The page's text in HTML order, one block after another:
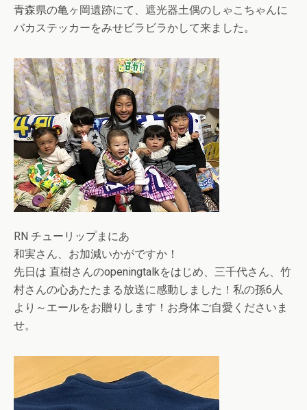
青森県の亀ヶ岡遺跡にて、遮光器土偶のしゃこちゃんに
バカステッカーをみせビラビラかして来ました。
RN チューリップまにあ
和実さん、お加減いかがですか！
先日は 直樹さんのopeningtalkをはじめ、三千代さん、竹
村さんの心あたたまる放送に感動しました！私の孫6人
より～エールをお贈りします！お身体ご自愛くださいま
せ。